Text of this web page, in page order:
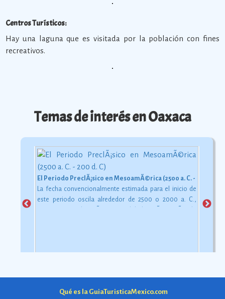
Centros Turísticos:
Hay una laguna que es visitada por la población con fines
recreativos.
Temas de interés en Oaxaca
El Periodo PreclÃ¡sico en MesoamÃ©rica (2500 a. C. - 200 d. C)
La fecha convencionalmente estimada para el inicio de
este periodo oscila alrededor de 2500 o 2000 a. C.,
Qué es la GuiaTuristicaMexico.com